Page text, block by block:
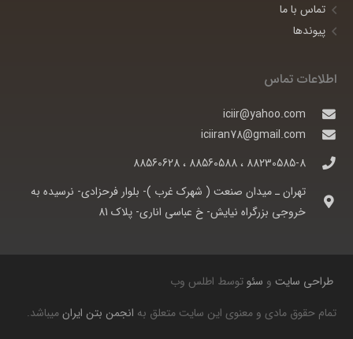
تماس با ما
پیوندها
اطلاعات تماس
iciir@yahoo.com
iciiran78@gmail.com
88230585-8 ، 88560588 ، 88560628
تهران ـ ميدان صنعت ( شهرک غرب )- بلوار فرحزادی- نرسيده به
خروجی بزرگراه نيايش- خ عباسی اناری- پلاک 81
طراحی سایت و سئوتوسط اطلس وب
تمام حقوق مادی و معنوی این سایت متعلق به انجمن بتن ایرانمیباشد.